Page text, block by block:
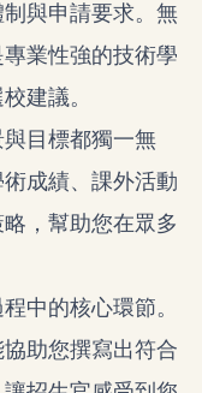
與申請要求。無
業性強的技術學
建議。
目標都獨一無
成績、課外活動
，幫助您在眾多
中的核心環節。
助您撰寫出符合